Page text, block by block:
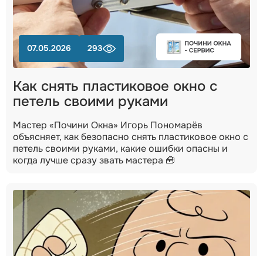
07.05.2026 293
Как снять пластиковое окно с
петель своими руками
Мастер «Почини Окна» Игорь Пономарёв
объясняет, как безопасно снять пластиковое окно с
петель своими руками, какие ошибки опасны и
когда лучше сразу звать мастера 🧰